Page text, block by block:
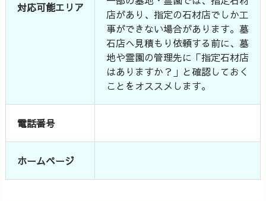
対応可能エリア
店があり、指定の石材店でしか工
事ができない場合があります。墓
石店へ見積もり依頼する前に、墓
地や霊園の管理先に「指定石材店
はありますか？」と確認しておく
ことをオススメします。
電話番号
ホームページ